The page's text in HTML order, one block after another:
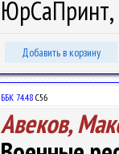
ЮрСаПринт,
Добавить в корзину
ББК 74.48 С56
Авеков,